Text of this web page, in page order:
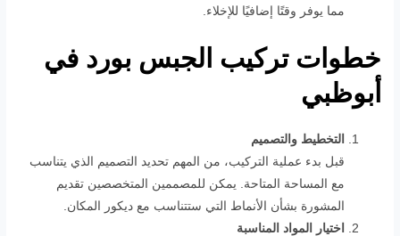
مما يوفر وقتًا إضافيًا للإخلاء.
خطوات تركيب الجبس بورد في
أبوظبي
التخطيط والتصميم
قبل بدء عملية التركيب، من المهم تحديد التصميم الذي يتناسب
مع المساحة المتاحة. يمكن للمصممين المتخصصين تقديم
المشورة بشأن الأنماط التي ستتناسب مع ديكور المكان.
اختيار المواد المناسبة